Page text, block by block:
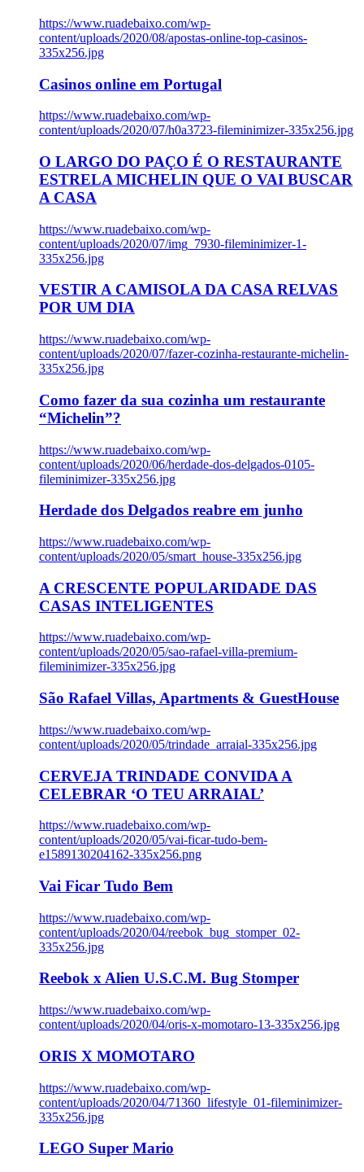
https://www.ruadebaixo.com/wp-
content/uploads/2020/08/apostas-online-top-casinos-
335x256.jpg
Casinos online em Portugal
https://www.ruadebaixo.com/wp-
content/uploads/2020/07/h0a3723-fileminimizer-335x256.jpg
O LARGO DO PAÇO É O RESTAURANTE
ESTRELA MICHELIN QUE O VAI BUSCAR
A CASA
https://www.ruadebaixo.com/wp-
content/uploads/2020/07/img_7930-fileminimizer-1-
335x256.jpg
VESTIR A CAMISOLA DA CASA RELVAS
POR UM DIA
https://www.ruadebaixo.com/wp-
content/uploads/2020/07/fazer-cozinha-restaurante-michelin-
335x256.jpg
Como fazer da sua cozinha um restaurante
“Michelin”?
https://www.ruadebaixo.com/wp-
content/uploads/2020/06/herdade-dos-delgados-0105-
fileminimizer-335x256.jpg
Herdade dos Delgados reabre em junho
https://www.ruadebaixo.com/wp-
content/uploads/2020/05/smart_house-335x256.jpg
A CRESCENTE POPULARIDADE DAS
CASAS INTELIGENTES
https://www.ruadebaixo.com/wp-
content/uploads/2020/05/sao-rafael-villa-premium-
fileminimizer-335x256.jpg
São Rafael Villas, Apartments & GuestHouse
https://www.ruadebaixo.com/wp-
content/uploads/2020/05/trindade_arraial-335x256.jpg
CERVEJA TRINDADE CONVIDA A
CELEBRAR ‘O TEU ARRAIAL’
https://www.ruadebaixo.com/wp-
content/uploads/2020/05/vai-ficar-tudo-bem-
e1589130204162-335x256.png
Vai Ficar Tudo Bem
https://www.ruadebaixo.com/wp-
content/uploads/2020/04/reebok_bug_stomper_02-
335x256.jpg
Reebok x Alien U.S.C.M. Bug Stomper
https://www.ruadebaixo.com/wp-
content/uploads/2020/04/oris-x-momotaro-13-335x256.jpg
ORIS X MOMOTARO
https://www.ruadebaixo.com/wp-
content/uploads/2020/04/71360_lifestyle_01-fileminimizer-
335x256.jpg
LEGO Super Mario